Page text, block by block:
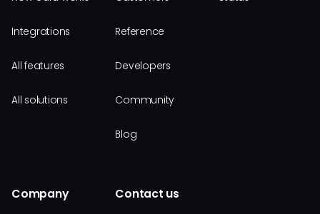
Integrations
All features
All solutions
Reference
Developers
Community
Blog
Company Contact us